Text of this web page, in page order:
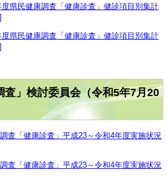
県民健康調査「健康診査」健診項目別集計
県民健康調査「健康診査」健診項目別集計
査」検討委員会（令和5年7月20
査「健康診査」平成23～令和4年度実施状況
査「健康診査」平成23～令和4年度実施状況